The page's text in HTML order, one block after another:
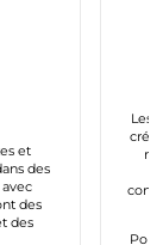
et
des
des
des
Les